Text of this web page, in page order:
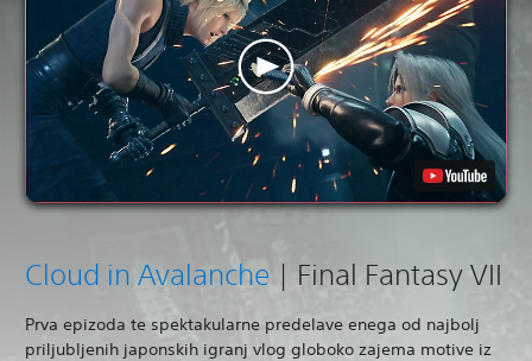
Cloud in Avalanche | Final Fantasy VII
Prva epizoda te spektakularne predelave enega od najbolj
priljubljenih japonskih igranj vlog globoko zajema motive iz